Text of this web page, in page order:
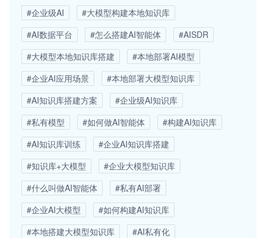
#企业级AI
#大模型构建本地知识库
#AI数据平台
#怎么搭建AI智能体
#AISDR
#大模型本地知识库搭建
#本地部署AI模型
#企业AI应用场景
#本地部署大模型知识库
#AI知识库搭建方案
#企业级AI知识库
#私有模型
#如何做AI智能体
#构建AI知识库
#AI知识库训练
#企业AI知识库搭建
#知识库+大模型
#企业大模型知识库
#什么叫做AI智能体
#私有AI部署
#企业AI大模型
#如何构建AI知识库
#本地搭建大模型知识库
#AI私有化